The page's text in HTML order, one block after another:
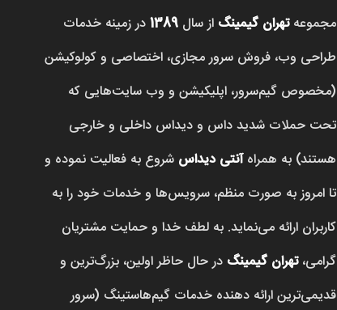
مجموعهتهران گیمینگ از سال1389در زمینه خدمات
طراحی وب، فروش‌ سرور مجازی، اختصاصی و کولوکیشن
(مخصوص گیم‌سرور، اپلیکیشن و وب سایت‌هایی که
تحت حملات شدید داس و دیداس داخلی و خارجی
هستند) به همراهآنتی دیداس شروع به فعالیت نموده و
تا امروز به صورت منظم، سرویس‌ها و خدمات خود را به
کاربران ارائه می‌نماید. به لطف خدا و حمایت مشتریان
گرامی،تهران گیمینگ در حال حاظر اولین، بزرگ‌ترین و
قدیمی‌ترین ارائه دهنده خدمات گیم‌هاستینگ (سرور